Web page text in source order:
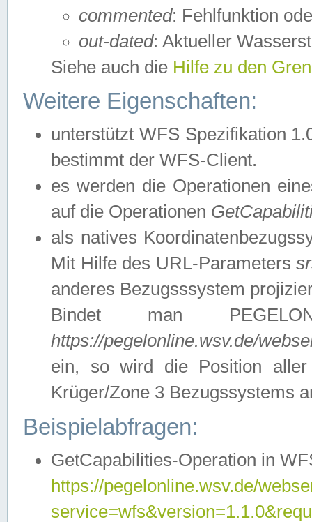
commented: Fehlfunktion
out-dated: Aktueller
Siehe auch die Hilfe zu den
Weitere Eigenschaften:
unterstützt WFS Spezifikation
bestimmt der WFS-Client.
es werden die Operationen
auf die Operationen
als natives
Mit Hilfe des URL-Parameters
anderes Bezugsssystem
Bindet man
https://pegelonline.wsv.de/
ein, so wird die Position
Krüger/Zone 3 Bezugssystems
Beispielabfragen:
GetCapabilities-Operation in
https://pegelonline.wsv.de/